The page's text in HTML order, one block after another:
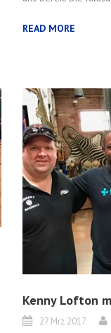
READ MORE
Kenny Lofton
27 Mrz 2017